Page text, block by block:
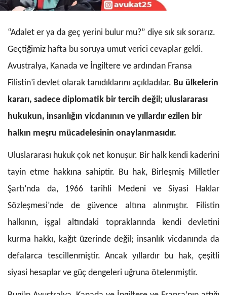
“Adalet er ya da geç yerini bulur mu?” diye sık sık sorarız.
Geçtiğimiz hafta bu soruya umut verici cevaplar geldi.
Avustralya, Kanada ve İngiltere ve ardından Fransa
Filistin’i devlet olarak tanıdıklarını açıkladılar. Bu ülkelerin
kararı, sadece diplomatik bir tercih değil; uluslararası
hukukun, insanlığın vicdanının ve yıllardır ezilen bir
halkın meşru mücadelesinin onaylanmasıdır.
Uluslararası hukuk çok net konuşur. Bir halk kendi kaderini
tayin etme hakkına sahiptir. Bu hak, Birleşmiş Milletler
Şartı’nda da, 1966 tarihli Medeni ve Siyasi Haklar
Sözleşmesi’nde de güvence altına alınmıştır. Filistin
halkının, işgal altındaki topraklarında kendi devletini
kurma hakkı, kağıt üzerinde değil; insanlık vicdanında da
defalarca tescillenmiştir. Ancak yıllardır bu hak, çeşitli
siyasi hesaplar ve güç dengeleri uğruna ötelenmiştir.